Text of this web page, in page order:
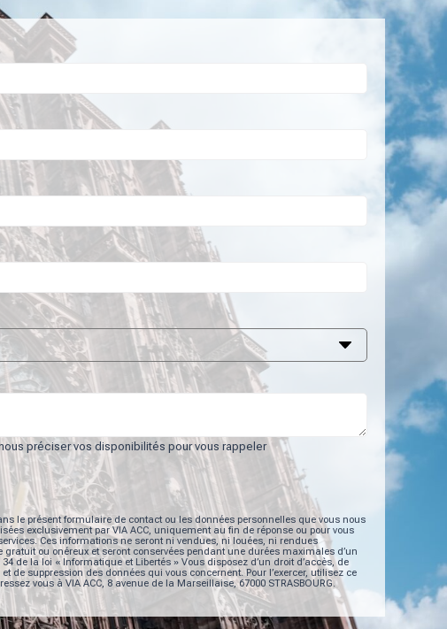
préciser vos disponibilités pour vous rappeler
le présent formulaire de contact ou les données personnelles que vous nous
exclusivement par VIA ACC, uniquement au fin de réponse ou pour vous
Ces informations ne seront ni vendues, ni louées, ni rendues
ou onéreux et seront conservées pendant une durées maximales d’un
de la loi « Informatique et Libertés » Vous disposez d’un droit d’accès, de
de suppression des données qui vous concernent. Pour l’exercer, utilisez ce
vous à VIA ACC, 8 avenue de la Marseillaise, 67000 STRASBOURG.